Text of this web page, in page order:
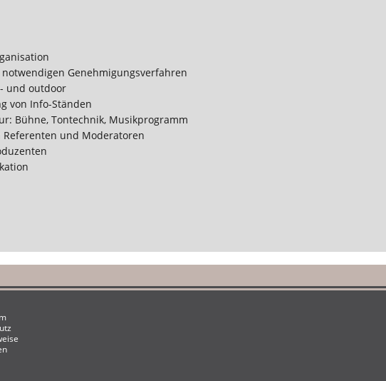
Genehmigungsverfahren
und outdoor
von Info-Ständen
Bühne, Tontechnik, Musikprogramm
und Moderatoren